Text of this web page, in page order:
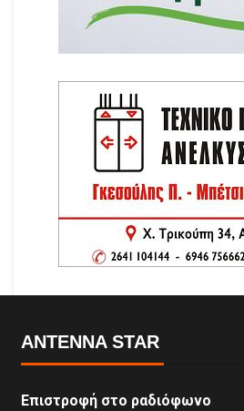
ANTENNA STAR
Επιστροφή στο ραδιόφωνο